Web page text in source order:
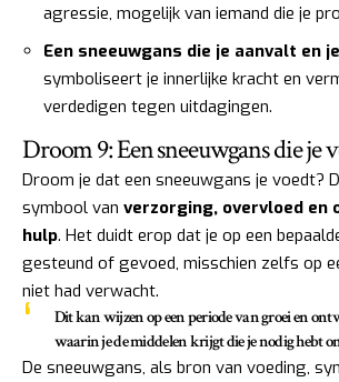
agressie, mogelijk van iemand die je
Een sneeuwgans die je aanvalt en
symboliseert je innerlijke kracht en
verdedigen tegen uitdagingen.
Droom 9: Een sneeuwgans die je
Droom je dat een sneeuwgans je voedt?
symbool van verzorging, overvloed en
hulp. Het duidt erop dat je op een
gesteund of gevoed, misschien zelfs op
niet had verwacht.
Dit kan wijzen op een periode van groei en
waarin je de middelen krijgt die je nodig hebt
De sneeuwgans, als bron van voeding,